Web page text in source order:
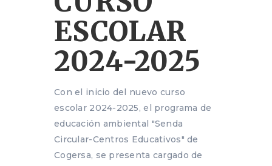
ESCOLAR
2024-2025
Con el inicio del nuevo curso
escolar 2024-2025, el programa de
educación ambiental "Senda
Circular-Centros Educativos" de
Cogersa, se presenta cargado de